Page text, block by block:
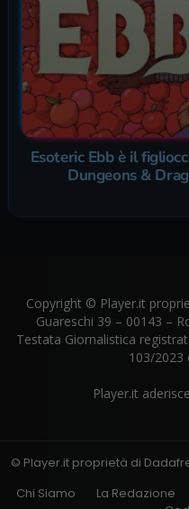
Esoteric Ebb è il
Dungeons &
Copyright © Player.it
Guareschi 39 – 00143 –
Testata Giornalistica
103/2023
Player.it
© Player.it proprietà di
Chi Siamo
La Redazione